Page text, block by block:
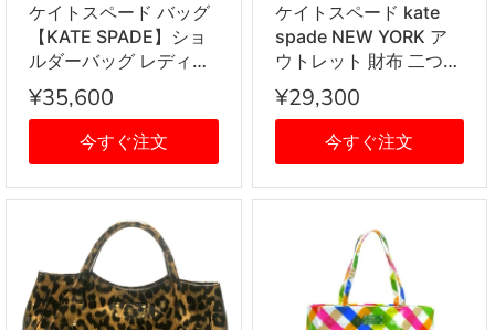
ケイトスペード バッグ
【KATE SPADE】ショ
ルダーバッグ レディー
ス トートバッグ レディ
ース ゼブラ ダークブラ
ウン ホワイト
PXRU2489 SH WT/BR
218
¥35,600
今すぐ注文
ケイトスペード kate
spade NEW YORK ア
ウトレット 財布 二つ折
り財布 折りたたみ財
WLR00128 001 ブラッ
¥29,300
今すぐ注文